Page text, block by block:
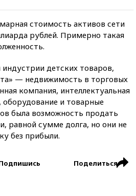
стоимость активов сети
рублей. Примерно такая
детских товаров,
— недвижимость в торговых
компания, интеллектуальная
оборудование и товарные
была возможность продать
равной сумме долга, но они не
без прибыли.
Поделиться